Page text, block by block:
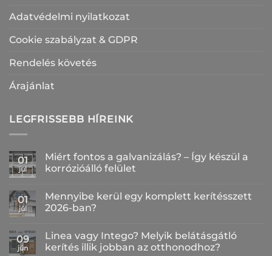
Adatvédelmi nyilatkozat
Cookie szabályzat & GDPR
Rendelés követés
Árajánlat
LEGFRISSEBB HÍREINK
01
júl
Miért fontos a galvanizálás? – Így készül a
korrózióálló felület
a(z)
Miért
fontos
–
Így
készül
01
júl
Mennyibe kerül egy komplett kerítésszett
2026-ban?
a(z)
Mennyibe
kerül
09
jún
Linea vagy Intego? Melyik belátásgátló
kerítés illik jobban az otthonodhoz?